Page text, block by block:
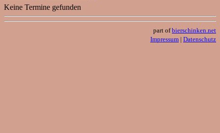
Keine Termine gefunden
part ofbierschinken.net
Impressum | Datenschutz